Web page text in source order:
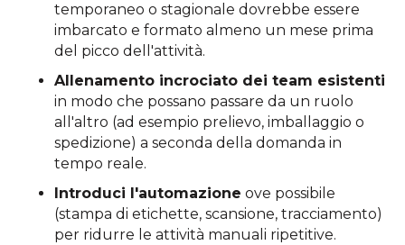
temporaneo o stagionale dovrebbe essere
imbarcato e formato almeno un mese prima
del picco dell'attività.
Allenamento incrociato dei team esistenti
in modo che possano passare da un ruolo
all'altro (ad esempio prelievo, imballaggio o
spedizione) a seconda della domanda in
tempo reale.
Introduci l'automazione ove possibile
(stampa di etichette, scansione, tracciamento)
per ridurre le attività manuali ripetitive.